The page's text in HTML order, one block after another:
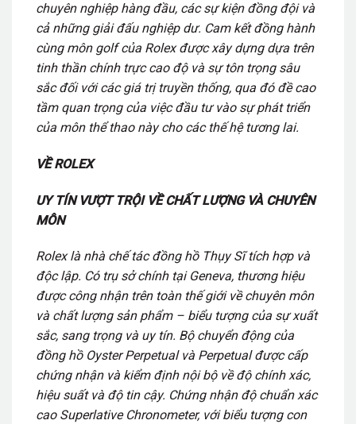
chuyên nghiệp hàng đầu, các sự kiện đồng đội và
cả những giải đấu nghiệp dư. Cam kết đồng hành
cùng môn golf của Rolex được xây dựng dựa trên
tinh thần chính trực cao độ và sự tôn trọng sâu
sắc đối với các giá trị truyền thống, qua đó đề cao
tầm quan trọng của việc đầu tư vào sự phát triển
của môn thể thao này cho các thế hệ tương lai.
VỀ ROLEX
UY TÍN VƯỢT TRỘI VỀ CHẤT LƯỢNG VÀ CHUYÊN
MÔN
Rolex là nhà chế tác đồng hồ Thụy Sĩ tích hợp và
độc lập. Có trụ sở chính tại Geneva, thương hiệu
được công nhận trên toàn thế giới về chuyên môn
và chất lượng sản phẩm – biểu tượng của sự xuất
sắc, sang trọng và uy tín. Bộ chuyển động của
đồng hồ Oyster Perpetual và Perpetual được cấp
chứng nhận và kiểm định nội bộ về độ chính xác,
hiệu suất và độ tin cậy. Chứng nhận độ chuẩn xác
cao Superlative Chronometer, với biểu tượng con